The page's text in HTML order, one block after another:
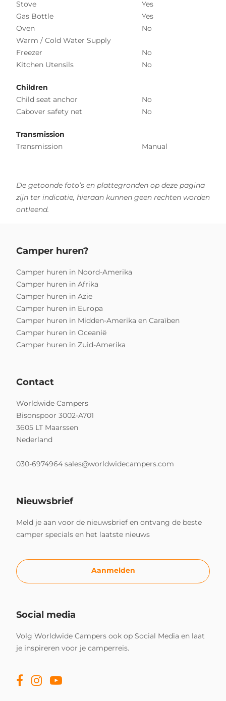
Stove
Yes
Gas Bottle
Yes
Oven
No
Warm / Cold Water Supply
Freezer
No
Kitchen Utensils
No
Children
Child seat anchor
No
Cabover safety net
No
Transmission
Transmission
Manual
De getoonde foto’s en plattegronden op deze pagina
zijn ter indicatie, hieraan kunnen geen rechten worden
ontleend.
Camper huren?
Camper huren in Noord-Amerika
Camper huren in Afrika
Camper huren in Azie
Camper huren in Europa
Camper huren in Midden-Amerika en Caraïben
Camper huren in Oceanië
Camper huren in Zuid-Amerika
Contact
Worldwide Campers
Bisonspoor 3002-A701
3605 LT Maarssen
Nederland
030-6974964 sales@worldwidecampers.com
Nieuwsbrief
Meld je aan voor de nieuwsbrief en ontvang de beste
camper specials en het laatste nieuws
Aanmelden
Social media
Volg Worldwide Campers ook op Social Media en laat
je inspireren voor je camperreis.